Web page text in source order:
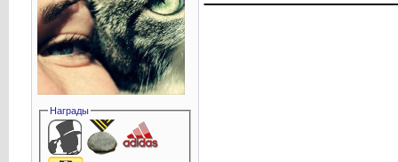
Награды